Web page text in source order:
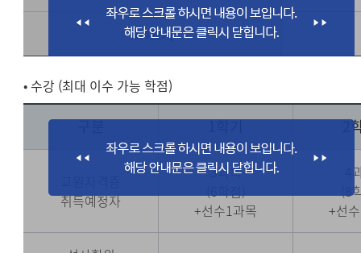
3.4교시
• 수강 (최대 이수 가능 학점)
구분 1학기 2
취득예정자
3과목
(6학점)
+선수1과목
(8
+선